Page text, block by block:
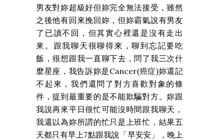
男友對妳超級好但妳完全無法接受，雖然
之後他有回來挽回妳，但妳霸氣說有男友
了已讀不回，但其實心裡還是沒有走出
來。跟我聊天很聊得來，聊到忘記要吃
飯，很想跟我一直聊下去，問了我三次什
麼星座，我告訴妳是Cancer(癌症)妳還記
不起來，我們還問了對方喜歡對象的條
件，提到最重要的是不能欺騙對方。妳跟
我說再來平日很忙可能沒時間跟我聊天，
我還以為妳所謂的忙只是上班忙，結果五
天都只有早上7點跟我說「早安安」，晚上